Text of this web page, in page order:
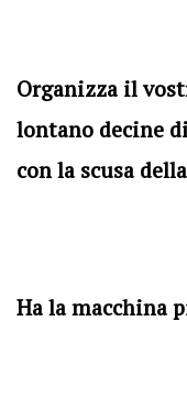
Organizza il
lontano decine
con la scusa
Ha la macchina